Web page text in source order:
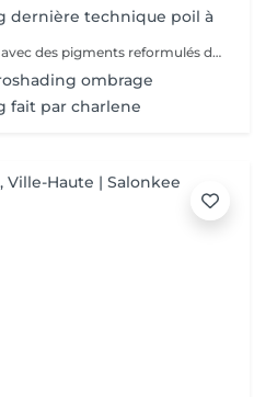
dernière technique poil à
Nos microblading sont fait avec des pigments reformulés depuis la loi du 4 janvier 2022 faites nous confiance nous travaillons avec les meilleures marques sur le marché ne vous inquiétez pas pour la couleur et technique on regardera ensemble sur place :) l'épilation au fil est incluse
ombrage
fait par charlene